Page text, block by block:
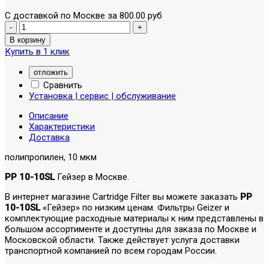
С доставкой по Москве за 800.00 руб
Купить в 1 клик
отложить
Сравнить
Установка | сервис | обслуживание
Описание
Характеристики
Доставка
полипропилен, 10 мкм
PP 10-10SLГейзер в Москве.
В интернет магазине Cartridge Filter вы можете заказать PP
10-10SL«Гейзер» по низким ценам. Фильтры Geizer и
комплектующие расходные материалы к ним представлены в
большом ассортименте и доступны для заказа по Москве и
Московской области. Также действует услуга доставки
транспортной компанией по всем городам России.